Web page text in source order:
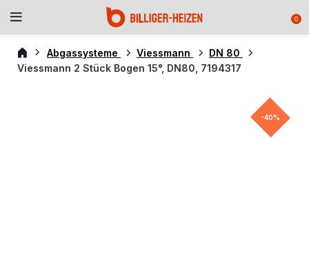
0
Abgassysteme Viessmann
DN 80
Viessmann 2 Stück Bogen 15°, DN80, 7194317
-40%